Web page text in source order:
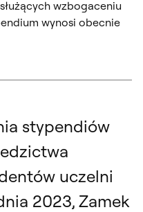
wzbogaceniu
wynosi obecnie
stypendiów
uczelni
2023, Zamek